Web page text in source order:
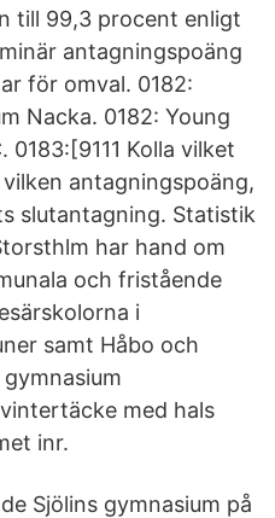
till 99,3 procent enligt
antagningspoäng
för omval. 0182:
Nacka. 0182: Young
0183:[9111 Kolla vilket
antagningspoäng,
slutantagning. Statistik
har hand om
och fristående
i
samt Håbo och
med hals
inr.
Sjölins gymnasium på